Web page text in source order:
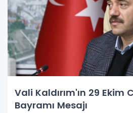
Vali Kaldırım'ın 29 Ekim
Bayramı Mesajı